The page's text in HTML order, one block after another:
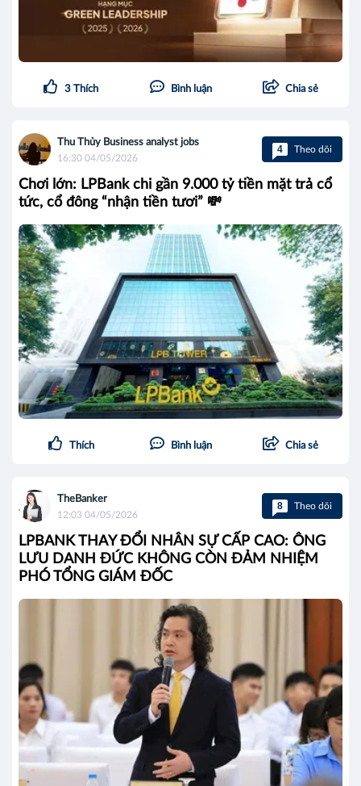
3 Thích Bình luận Chia sẻ
Thu Thủy Business analyst jobs
16:30 04/05/2026
4 Theo dõi
Chơi lớn: LPBank chi gần 9.000 tỷ tiền mặt trả cổ
tức, cổ đông “nhận tiền tươi” 💸
Thích Bình luận Chia sẻ
TheBanker
12:03 04/05/2026
8 Theo dõi
LPBANK THAY ĐỔI NHÂN SỰ CẤP CAO: ÔNG
LƯU DANH ĐỨC KHÔNG CÒN ĐẢM NHIỆM
PHÓ TỔNG GIÁM ĐỐC